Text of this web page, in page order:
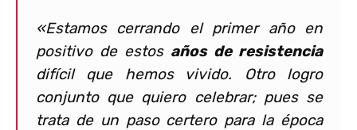
«Estamos cerrando el primer año en
positivo de estos años de resistencia
difícil que hemos vivido. Otro logro
conjunto que quiero celebrar; pues se
trata de un paso certero para la época